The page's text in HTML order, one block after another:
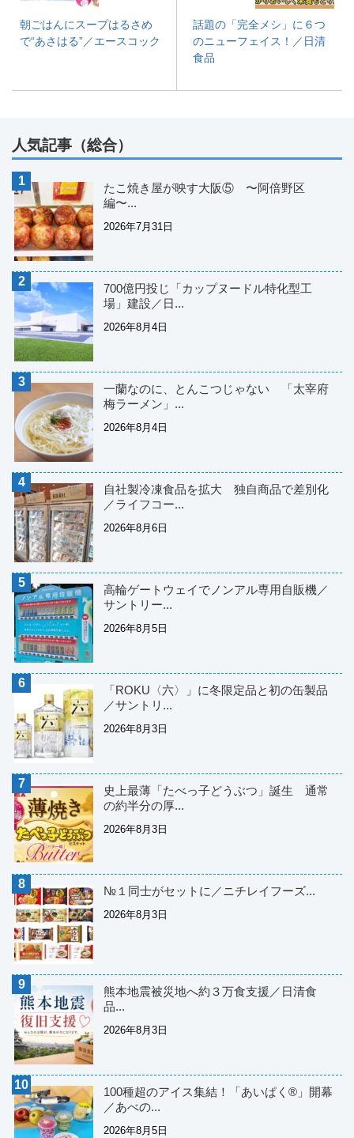
朝ごはんにスープはるさめ
で“あさはる”／エースコック
話題の「完全メシ」に６つ
のニューフェイス！／日清
食品
人気記事（総合）
たこ焼き屋が映す大阪⑤ 〜阿倍野区
編〜...
2026年7月31日
700億円投じ「カップヌードル特化型工
場」建設／日...
2026年8月4日
一蘭なのに、とんこつじゃない 「太宰府
梅ラーメン」...
2026年8月4日
自社製冷凍食品を拡大 独自商品で差別化
／ライフコー...
2026年8月6日
高輪ゲートウェイでノンアル専用自販機／
サントリー...
2026年8月5日
「ROKU〈六〉」に冬限定品と初の缶製品
／サントリ...
2026年8月3日
史上最薄「たべっ子どうぶつ」誕生 通常
の約半分の厚...
2026年8月3日
№１同士がセットに／ニチレイフーズ...
2026年8月3日
熊本地震被災地へ約３万食支援／日清食
品...
2026年8月3日
100種超のアイス集結！「あいぱく®」開幕
／あべの...
2026年8月5日